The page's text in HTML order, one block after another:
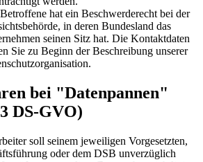
hat ein Beschwerderecht bei der
in deren Bundesland das
seinen Sitz hat. Die Kontaktdaten
Sie zu Beginn der Beschreibung unserer
bei "Datenpannen"
DS-GVO)
soll seinem jeweiligen Vorgesetzten,
oder dem DSB unverzüglich